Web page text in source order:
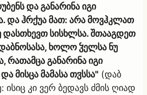
და განარინა იგი
და ჰრქუა მათ: არა მოვჰკლათ
დასთხევთ სისხლსა. შთააგდეთ
ხოლო ჴელსა ნუ
რათამცა განარინა იგი
მისცა მამასა თჳსსა" (დაბ
ისიც კი ვერ ბედავს ძმის ღიად